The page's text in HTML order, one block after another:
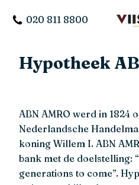
020 811 8800
Hypotheek
ABN AMRO werd in 1824
Nederlandsche
koning Willem I. ABN
bank met de doelstelling:
generations to come”.